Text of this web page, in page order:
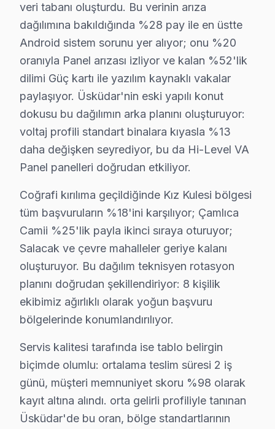
Kısıklı Mahallesi, sakin yapısıyla televizyon tamiri
Kirazlıtepe'de bu marka TV Servisi
Kirazlıtepe Mahallesi, hem doğal güzellikleri hem de
Kuleli'de Hi-Level TV Servisi
Kuleli Mahallesi'nde, televizyon arızaları çoğunlukla
Kuzguncuk'ta Hi-Level TV Servisi
Kuzguncuk Mahallesi, tarihi yapıları ve samimi
Küçük Çamlıca'da Hi-Level TV Servisi
Küçük Çamlıca Mahallesi sakinleri, çeşitli televizyon
Küçüksu'da Hi-Level TV Servisi
Küçüksu Mahallesi, sakin bir yerleşim alanı olmakla
Küplüce'de Hi-Level TV Servisi
Küplüce Mahallesi’nde yaşayanların bu cihaz
Mehmet Akif Ersoy'da Hi-Level TV Servisi
Mehmet Akif Ersoy Mahallesi’nde, söz konusu model
Mimar Sinan'da Hi-Level TV Servisi
Mimar Sinan Mahallesi’nin hem tarihi hem de modern
veri tabanı oluşturdu. Bu verinin arıza
dağılımına bakıldığında %28 pay ile en üstte
Android sistem sorunu yer alıyor; onu %20
oranıyla Panel arızası izliyor ve kalan %52'lik
dilimi Güç kartı ile yazılım kaynaklı vakalar
paylaşıyor. Üsküdar'nin eski yapılı konut
dokusu bu dağılımın arka planını oluşturuyor:
voltaj profili standart binalara kıyasla %13
daha değişken seyrediyor, bu da Hi-Level VA
Panel panelleri doğrudan etkiliyor.
Coğrafi kırılıma geçildiğinde Kız Kulesi bölgesi
tüm başvuruların %18'ini karşılıyor; Çamlıca
Camii %25'lik payla ikinci sıraya oturuyor;
Salacak ve çevre mahalleler geriye kalanı
oluşturuyor. Bu dağılım teknisyen rotasyon
planını doğrudan şekillendiriyor: 8 kişilik
ekibimiz ağırlıklı olarak yoğun başvuru
bölgelerinde konumlandırılıyor.
Servis kalitesi tarafında ise tablo belirgin
biçimde olumlu: ortalama teslim süresi 2 iş
günü, müşteri memnuniyet skoru %98 olarak
kayıt altına alındı. orta gelirli profiliyle tanınan
Üsküdar'de bu oran, bölge standartlarının